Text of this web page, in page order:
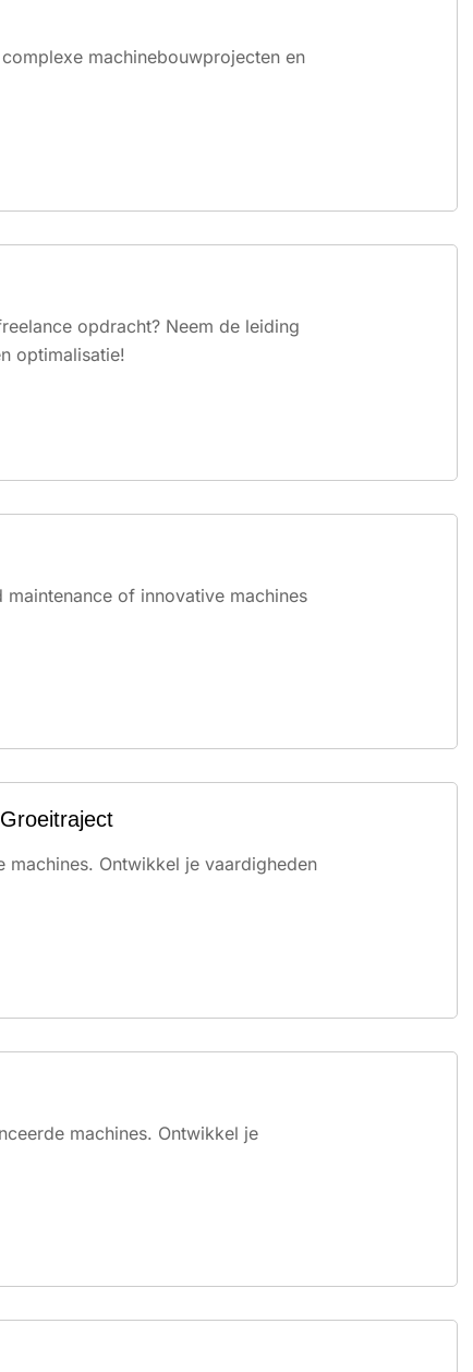
machinebouwprojecten en
opdracht? Neem de leiding
optimalisatie!
of innovative machines
machines. Ontwikkel je vaardigheden
machines. Ontwikkel je